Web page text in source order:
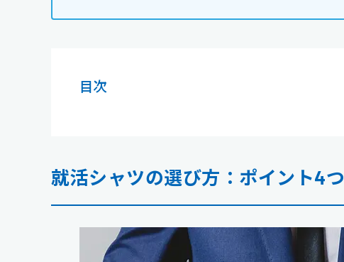
目次
就活シャツの選び方：ポイント4つ